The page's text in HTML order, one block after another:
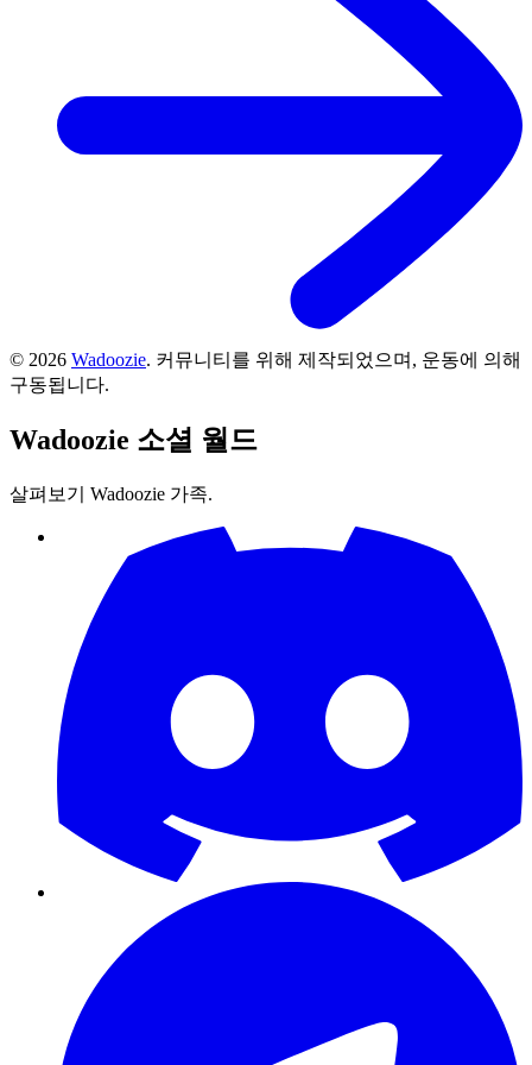
© 2026 Wadoozie. 커뮤니티를 위해 제작되었으며, 운동에 의해
구동됩니다.
Wadoozie 소셜 월드
살펴보기 Wadoozie 가족.